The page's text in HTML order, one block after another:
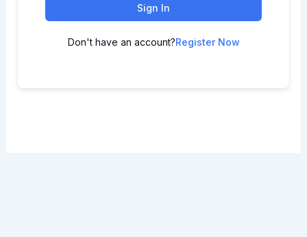
Sign In
Don't have an account?Register Now